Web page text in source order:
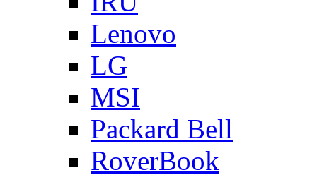
Lenovo
LG
MSI
Packard Bell
RoverBook